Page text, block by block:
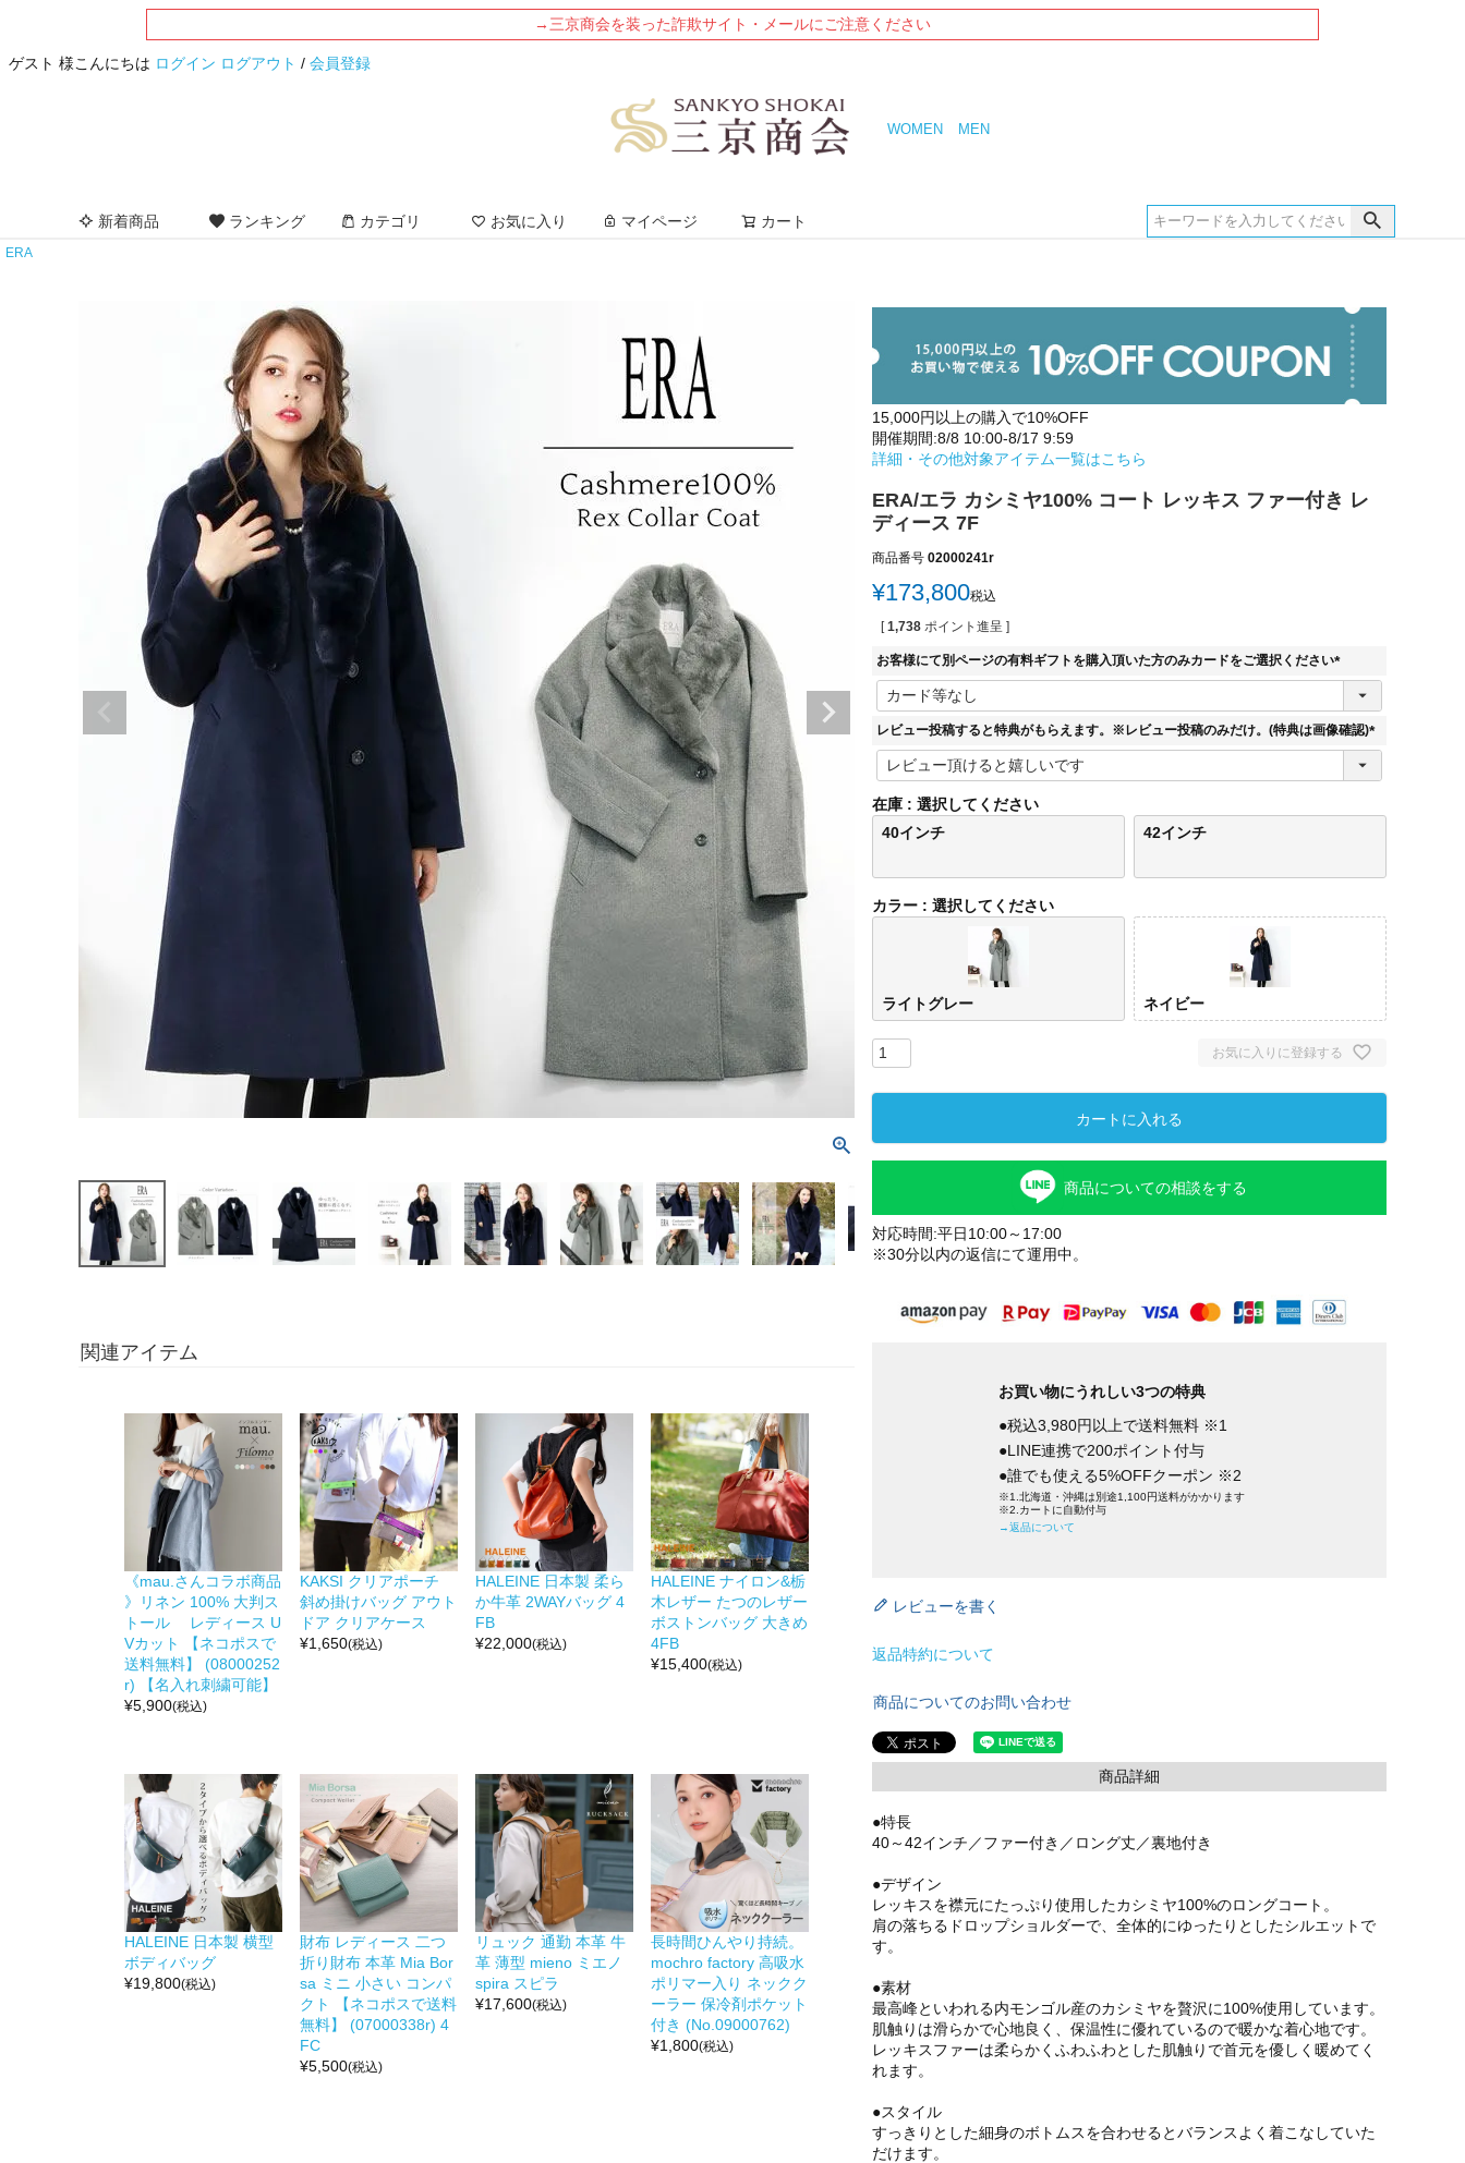
→三京商会を装った詐欺サイト・メールにご注意ください
ゲスト 様こんにちは ログイン ログアウト / 会員登録
WOMEN MEN
新着商品 ランキング カテゴリ お気に入り マイページ カート
ERA
関連アイテム
《mau.さんコラボ商品
》リネン 100% 大判ス
トール レディース U
Vカット 【ネコポスで
送料無料】 (08000252
r) 【名入れ刺繍可能】
¥5,900(税込)
KAKSI クリアポーチ
斜め掛けバッグ アウト
ドア クリアケース
¥1,650(税込)
HALEINE 日本製 柔ら
か牛革 2WAYバッグ 4
FB
¥22,000(税込)
HALEINE ナイロン&栃
木レザー たつのレザー
ボストンバッグ 大きめ
4FB
¥15,400(税込)
HALEINE 日本製 横型
ボディバッグ
¥19,800(税込)
財布 レディース 二つ
折り財布 本革 Mia Bor
sa ミニ 小さい コンパ
クト 【ネコポスで送料
無料】 (07000338r) 4
FC
¥5,500(税込)
リュック 通勤 本革 牛
革 薄型 mieno ミエノ
spira スピラ
¥17,600(税込)
長時間ひんやり持続。
mochro factory 高吸水
ポリマー入り ネックク
ーラー 保冷剤ポケット
付き (No.09000762)
¥1,800(税込)
15,000円以上の購入で10%OFF
開催期間:8/8 10:00-8/17 9:59
詳細・その他対象アイテム一覧はこちら
ERA/エラ カシミヤ100% コート レッキス ファー付き レ
ディース 7F
商品番号 02000241r
¥173,800税込
[ 1,738 ポイント進呈 ]
お客様にて別ページの有料ギフトを購入頂いた方のみカードをご選択ください
(
須
レビュー投稿すると特典がもらえます。※レビュー投稿のみだけ。(特典は画像確認)
(
)
在庫
選択してください
40インチ
42インチ
カラー 選択してください
ライトグレー ネイビー
お気に入りに登録する
カートに入れる
商品についての相談をする
対応時間:平日10:00～17:00
※30分以内の返信にて運用中。
お買い物にうれしい3つの特典
●税込3,980円以上で送料無料 ※1
●LINE連携で200ポイント付与
●誰でも使える5%OFFクーポン ※2
※1.北海道・沖縄は別途1,100円送料がかかります
※2.カートに自動付与
→返品について
レビューを書く
返品特約について
商品についてのお問い合わせ
商品詳細
●特長
40～42インチ／ファー付き／ロング丈／裏地付き
●デザイン
レッキスを襟元にたっぷり使用したカシミヤ100%のロングコート。
肩の落ちるドロップショルダーで、全体的にゆったりとしたシルエットで
す。
●素材
最高峰といわれる内モンゴル産のカシミヤを贅沢に100%使用しています。
肌触りは滑らかで心地良く、保温性に優れているので暖かな着心地です。
レッキスファーは柔らかくふわふわとした肌触りで首元を優しく暖めてく
れます。
●スタイル
すっきりとした細身のボトムスを合わせるとバランスよく着こなしていた
だけます。